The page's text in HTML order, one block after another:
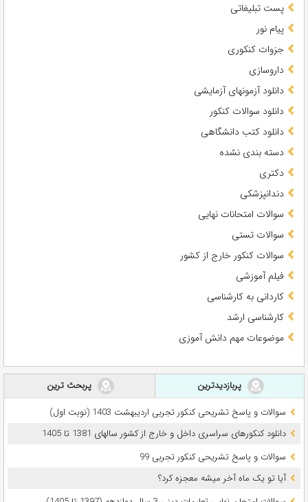
پست تبلیغاتی
پیام نور
جزوات کنکوری
داروسازی
دانلود آزمونهای آزمایشی
دانلود سوالات کنکور
دانلود کتب دانشگاهی
دسته بندی نشده
دکتری
دندانپزشکی
سوالات امتحانات نهایی
سوالات تستی
سوالات کنکور خارج از کشور
فیلم آموزشی
کاردانی به کارشناسی
کارشناسی ارشد
موضوعات مهم دانش آموزی
پربازدیدترین
پربحث ترین
سوالات و پاسخ تشریحی کنکور تجربی اردیبهشت 1403 (نوبت اول)
دانلود کنکورهای سراسری داخل و خارج از کشور سالهای 1381 تا 1405
سوالات و پاسخ تشریحی کنکور تجربی 99
آیا تو یک ماه آخر میشه معجزه کرد؟